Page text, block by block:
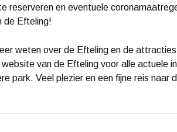
reserveren en eventuele
de Efteling!
weten over de Efteling en de
van de Efteling voor alle actuele
park. Veel plezier en een fijne reis naar